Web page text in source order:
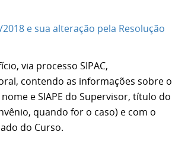
2018 e sua alteração pela Resolução
via processo SIPAC,
contendo as informações sobre o
e SIAPE do Supervisor, título do
quando for o caso) e com o
do Curso.